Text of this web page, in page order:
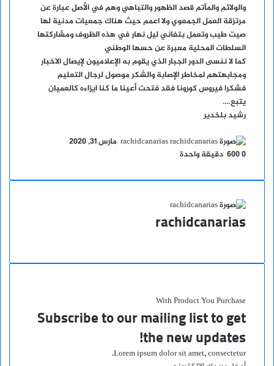
والولائم والمآتم قصد الظهور والتباهي وهم في الأصل عبارة عن
مرتزقة العمل الجمعوي ولا اعمم حيث هناك جمعيات مدنية لها
صيت طيب وتعمل بتفاني ليل نهار في هذه الظروف ومشاركتها
السلطات المحلية معبرة عن حسها الوطني
كما لا ننسى الدور الجبار الذي يقوم به الإعلاميون لإيصال الاخبار
ومجابهتهم لمخاطر الإصابة والشكر موصول لرجال التعليم
فشكرا فيروس كورونا فقد فتحت أعينا ما كنا ايزاءه كالعميان
يتبع….
رشيد بلخدير
rachidcanarias أرسل
مارس 31, 2020
0
دقيقة واحدة
rachidcanarias
With Product You Purchase
Subscribe to our mailing list to get
the new updates!
Lorem ipsum dolor sit amet, consectetur.